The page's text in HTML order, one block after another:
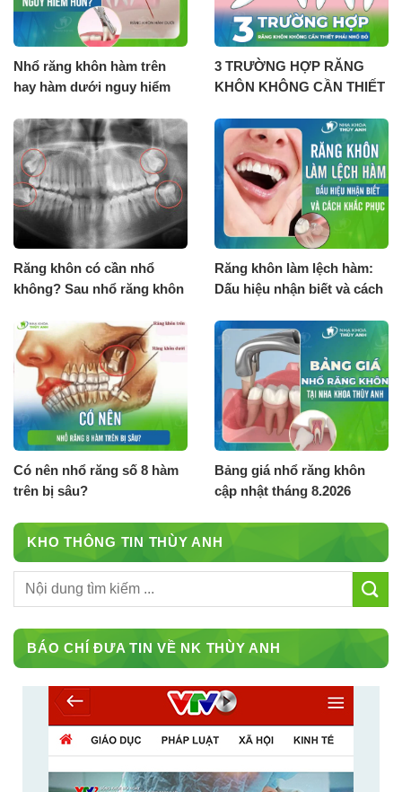
Nhổ răng khôn hàm trên
hay hàm dưới nguy hiểm
3 TRƯỜNG HỢP RĂNG
KHÔN KHÔNG CẦN THIẾT
Răng khôn có cần nhổ
không? Sau nhổ răng khôn
Răng khôn làm lệch hàm:
Dấu hiệu nhận biết và cách
Có nên nhổ răng số 8 hàm
trên bị sâu?
Bảng giá nhổ răng khôn
cập nhật tháng 8.2026
KHO THÔNG TIN THÙY ANH
BÁO CHÍ ĐƯA TIN VỀ NK THÙY ANH